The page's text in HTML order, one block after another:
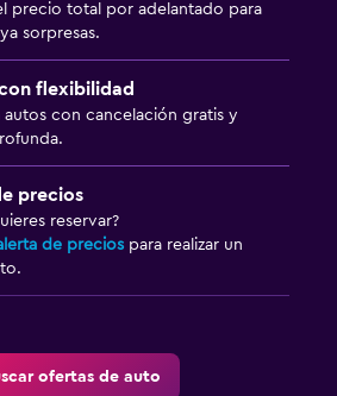
precio total por adelantado para
sorpresas.
flexibilidad
autos con cancelación gratis y
precios
reservar?
de precios para realizar un
ofertas de auto